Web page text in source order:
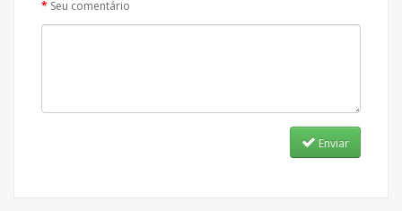
Seu comentário
Enviar